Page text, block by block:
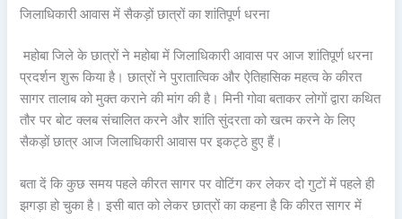
जिलाधिकारी आवास में सैकड़ों छात्रों का शांतिपूर्ण धरना
महोबा जिले के छात्रों ने महोबा में जिलाधिकारी आवास पर आज शांतिपूर्ण धरना
प्रदर्शन शुरू किया है। छात्रों ने पुरातात्विक और ऐतिहासिक महत्व के कीरत
सागर तालाब को मुक्त कराने की मांग की है। मिनी गोवा बताकर लोगों द्वारा कथित
तौर पर बोट क्लब संचालित करने और शांति सुंदरता को खत्म करने के लिए
सैकड़ों छात्र आज जिलाधिकारी आवास पर इकट्ठे हुए हैं।
बता दें कि कुछ समय पहले कीरत सागर पर वोटिंग कर लेकर दो गुटों में पहले ही
झगड़ा हो चुका है। इसी बात को लेकर छात्रों का कहना है कि कीरत सागर में